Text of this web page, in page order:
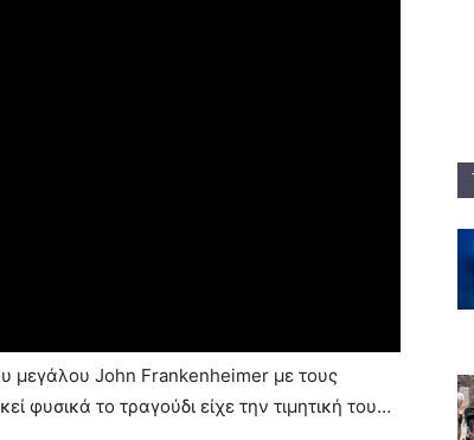
μεγάλου John Frankenheimer με τους
φυσικά το τραγούδι είχε την τιμητική του…